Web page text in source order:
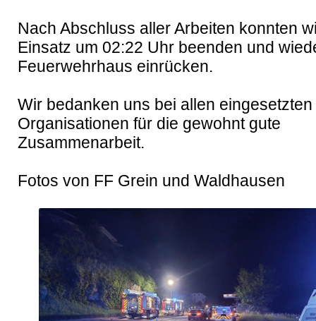
Nach Abschluss aller Arbeiten konnten
Einsatz um 02:22 Uhr beenden und
Feuerwehrhaus einrücken.
Wir bedanken uns bei allen eingesetzten
Organisationen für die gewohnt gute
Zusammenarbeit.
Fotos von FF Grein und Waldhausen